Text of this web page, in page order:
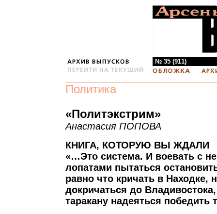
№ 35 (911)
Политика
«Политэкстрим»
Анастасия ПОПОВА
КНИГА, КОТОРУЮ ВЫ ЖДАЛИ
«…Это система. И воевать с
лопатами пытаться
равно что кричать в Находке,
докричаться до
таракану надеяться победить